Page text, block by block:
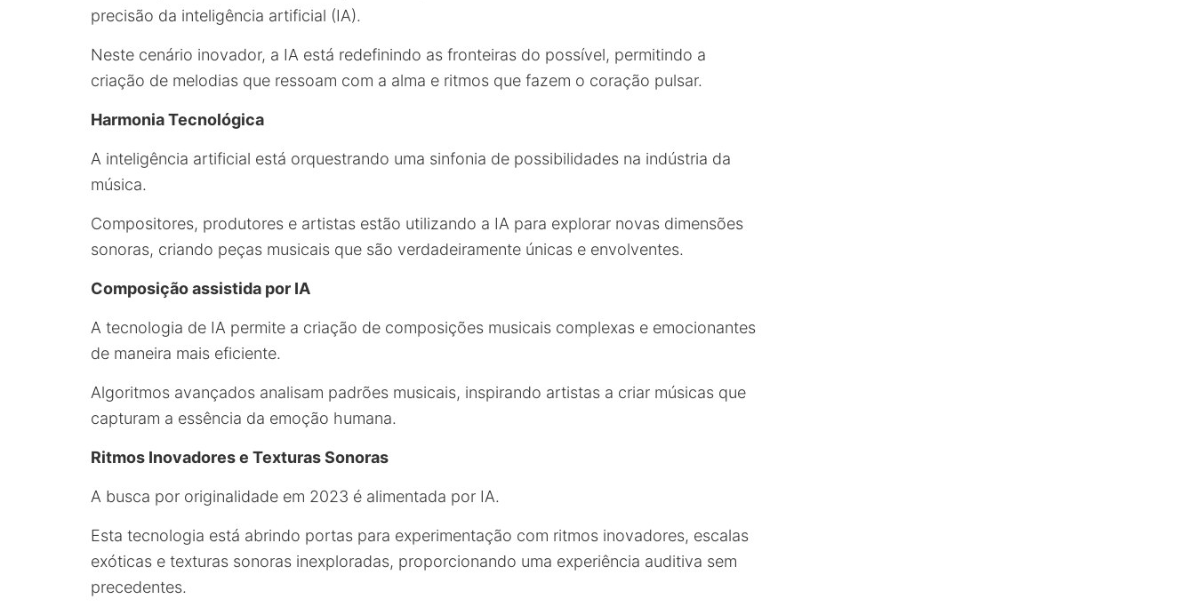
precisão da inteligência artificial (IA).
Neste cenário inovador, a IA está redefinindo as fronteiras do possível, permitindo a
criação de melodias que ressoam com a alma e ritmos que fazem o coração pulsar.
Harmonia Tecnológica
A inteligência artificial está orquestrando uma sinfonia de possibilidades na indústria da
música.
Compositores, produtores e artistas estão utilizando a IA para explorar novas dimensões
sonoras, criando peças musicais que são verdadeiramente únicas e envolventes.
Composição assistida por IA
A tecnologia de IA permite a criação de composições musicais complexas e emocionantes
de maneira mais eficiente.
Algoritmos avançados analisam padrões musicais, inspirando artistas a criar músicas que
capturam a essência da emoção humana.
Ritmos Inovadores e Texturas Sonoras
A busca por originalidade em 2023 é alimentada por IA.
Esta tecnologia está abrindo portas para experimentação com ritmos inovadores, escalas
exóticas e texturas sonoras inexploradas, proporcionando uma experiência auditiva sem
precedentes.